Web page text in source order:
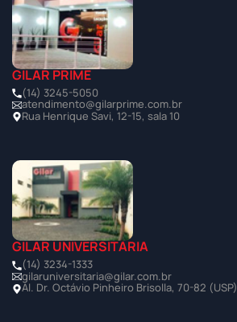
GILAR PRIME
(14) 3245-5050
atendimento@gilarprime.com.br
Rua Henrique Savi, 12-15, sala 10
GILAR UNIVERSITÁRIA
(14) 3234-1333
gilaruniversitaria@gilar.com.br
Al. Dr. Octávio Pinheiro Brisolla, 70-82 (USP)